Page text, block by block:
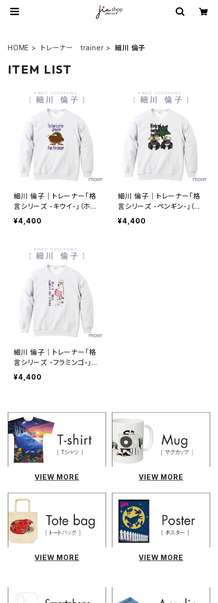
HOME トレーナー trainer 細川 倫子
ITEM LIST
細川 倫子｜トレーナー「格
言シリーズ -キウイ-」（ホワ
イト） TR-080230_002
¥4,400
細川 倫子｜トレーナー「格
言シリーズ -ペンギン-」（ホ
ワイト） TR-080230_003
¥4,400
細川 倫子｜トレーナー「格
言シリーズ -フラミンゴ-」
（ホワイト） TR-080230_
001
¥4,400
VIEW MORE VIEW MORE
VIEW MORE VIEW MORE